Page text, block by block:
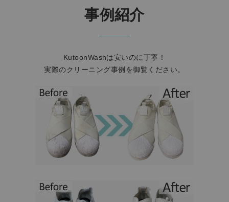
事例紹介
KutoonWashは安いのに丁寧！
実際のクリーニング事例を御覧ください。